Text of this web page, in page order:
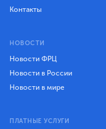
Контакты
НОВОСТИ
Новости ФРЦ
Новости в России
Новости в мире
ПЛАТНЫЕ УСЛУГИ